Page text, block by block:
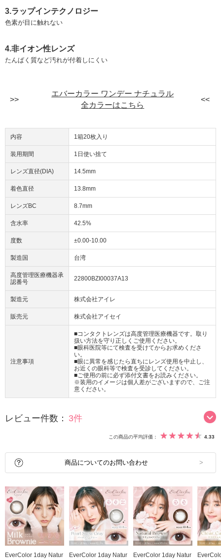
3.ラップインテクノロジー
色素が目に触れない
4.非イオン性レンズ
たんぱく質など汚れが付着しにくい
エバーカラー ワンデー ナチュラル
全カラーはこちら
内容 1箱20枚入り
装用期間 1日使い捨て
レンズ直径(DIA) 14.5mm
着色直径 13.8mm
レンズBC 8.7mm
含水率 42.5%
度数 ±0.00-10.00
製造国 台湾
高度管理医療機器承
認番号
22800BZI00037A13
製造元 株式会社アイレ
販売元 株式会社アイセイ
注意事項
■コンタクトレンズは高度管理医療機器です。取り
扱い方法を守り正しくご使用ください。
■眼科医院等にて検査を受けてからお求めくださ
い。
■眼に異常を感じたら直ちにレンズ使用を中止し、
お近くの眼科等で検査を受診してください。
■ご使用の前に必ず添付文書をお読みください。
※装用のイメージは個人差がございますので、ご注
意ください。
レビュー件数： 3件
この商品の平均評価： 4.33
商品についてのお問い合わせ
EverColor 1day Natur
EverColor 1day Natur
EverColor 1day Natur